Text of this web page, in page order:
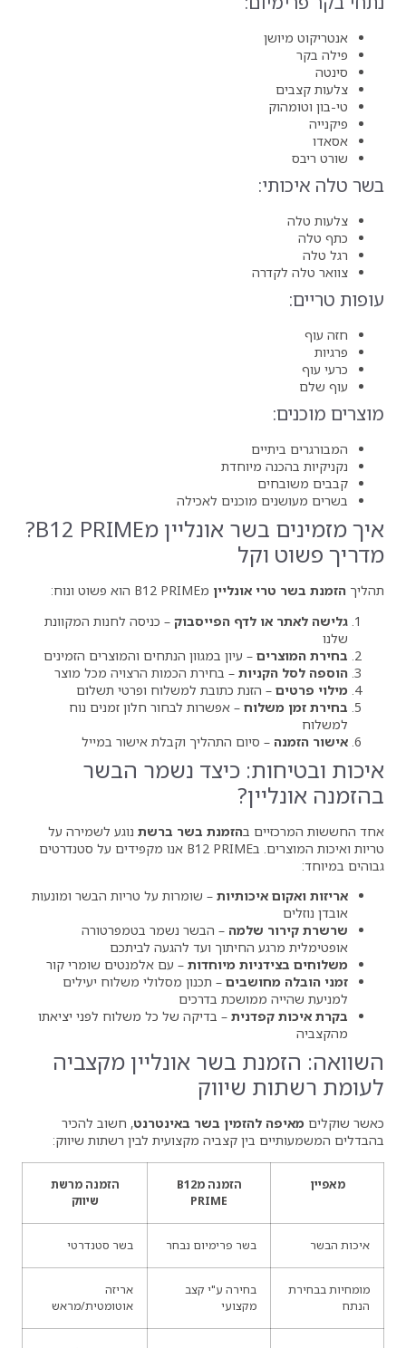
לאכילה
איך מזמינים בשר אונליין מB12 PRIME?
מB12 PRIME הוא פשוט ונוח:
לדף הפייסבוק– כניסה לחנות המקוונת
– עיון במגוון הנתחים והמוצרים הזמינים
– בחירת הכמות הרצויה מכל מוצר
כתובת למשלוח ופרטי תשלום
– אפשרות לבחור חלון זמנים נוח
התהליך וקבלת אישור במייל
כיצד נשמר הבשר
הזמנת בשר ברשתנוגע לשמירה על
טריות ואיכות המוצרים. בB12 PRIME אנו מקפידים על סטנדרטים
– שומרות על טריות הבשר ומונעות
– הבשר נשמר בטמפרטורה
החיתוך ועד להגעה לביתכם
מיוחדות– עם אלמנטים שומרי קור
– תכנון מסלולי משלוח יעילים
בדרכים
– בדיקה של כל משלוח לפני יציאתו
בשר אונליין מקצביה
שיווק
בשר באינטרנט, חשוב להכיר
קצביה מקצועית לבין רשתות שיווק:
הזמנה מB12
הזמנה מרשת
שיווק
בשר פרימיום נבחר בשר סטנדרטי
בחירה ע"י קצב
מקצועי
אריזה
אוטומטית/מראש